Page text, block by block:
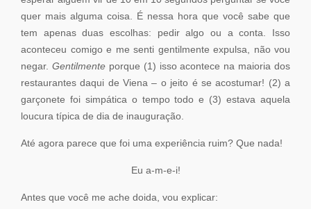
quer mais alguma coisa. É nessa hora que você sabe que
tem apenas duas escolhas: pedir algo ou a conta. Isso
aconteceu comigo e me senti gentilmente expulsa, não vou
negar. Gentilmenteporque (1) isso acontece na maioria dos
restaurantes daqui de Viena – o jeito é se acostumar! (2) a
garçonete foi simpática o tempo todo e (3) estava aquela
loucura típica de dia de inauguração.
Até agora parece que foi uma experiência ruim? Que nada!
Eu a-m-e-i!
Antes que você me ache doida, vou explicar: